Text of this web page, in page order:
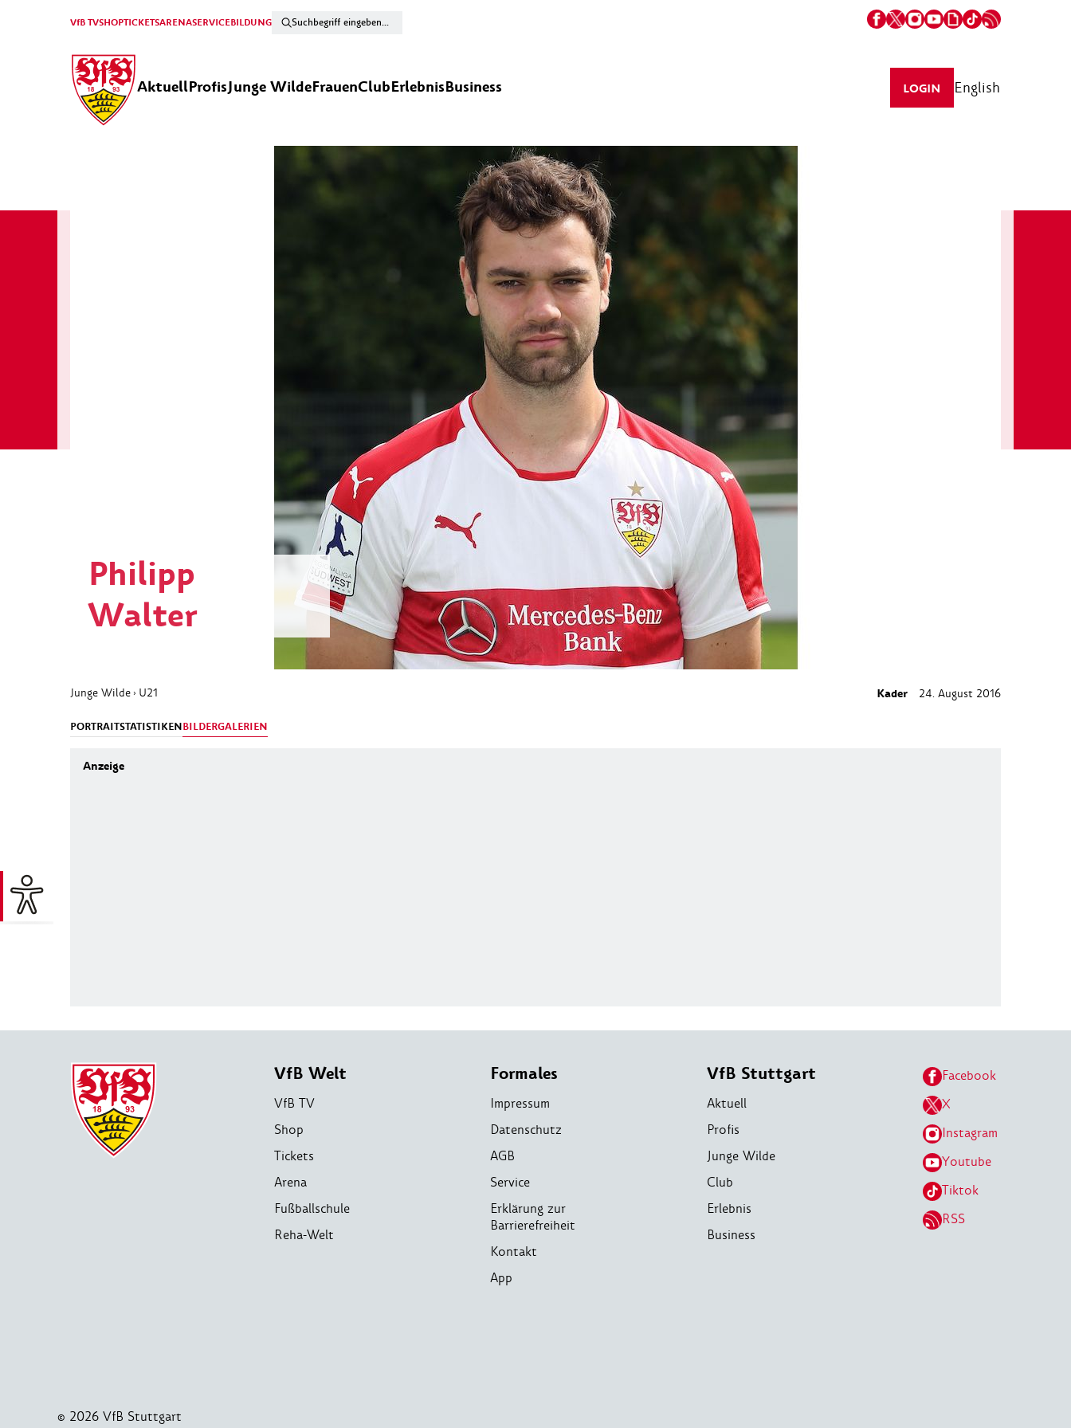
VfB TVSHOPTICKETSARENASERVICEBILDUNG
AktuellProfisJunge WildeFrauenClubErlebnisBusiness LOGIN English
Philipp
Walter
Junge Wilde › U21 Kader 24. August 2016
PORTRAITSTATISTIKENBILDERGALERIEN
VfB Welt
VfB TV
Shop
Tickets
Arena
Fußballschule
Reha-Welt
Formales
Impressum
Datenschutz
AGB
Service
Erklärung zur
Barrierefreiheit
Kontakt
App
VfB Stuttgart
Aktuell
Profis
Junge Wilde
Club
Erlebnis
Business
Facebook
X
Instagram
Youtube
Tiktok
RSS
© 2026 VfB Stuttgart